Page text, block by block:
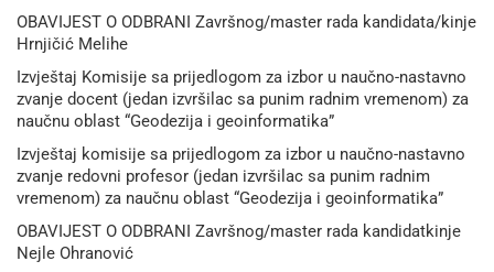
OBAVIJEST O ODBRANI Završnog/master rada kandidata/kinje
Hrnjičić Melihe
Izvještaj Komisije sa prijedlogom za izbor u naučno-nastavno
zvanje docent (jedan izvršilac sa punim radnim vremenom) za
naučnu oblast “Geodezija i geoinformatika”
Izvještaj komisije sa prijedlogom za izbor u naučno-nastavno
zvanje redovni profesor (jedan izvršilac sa punim radnim
vremenom) za naučnu oblast “Geodezija i geoinformatika”
OBAVIJEST O ODBRANI Završnog/master rada kandidatkinje
Nejle Ohranović